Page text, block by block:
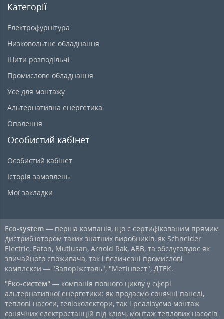
Категорії
Електрофурнітура
Низковольтне обладнання
Щити розподільчі
Промислове обладнання
Усе для монтажу
Альтернативна енергетика
Опалення
Особистий кабінет
Особистий кабінет
Історія замовлень
Мої закладки
Eco-system — перша компанія, що є сертифікованим прямим
дистриб'ютором таких знатних виробників, як Schneider
Electric, Eaton, Mutlusan, Arnold Rak, ABB, та обслуговуює як
звичайного споживача, так і величезні промислові
комплекси — "Запоріжсталь", "Метінвест", ДТЕК.
"Еко-систем" — компанія повного циклу у сфері
альтернативної енергетики: як продаємо сонячні панелі,
теплові насоси, геліоколектори, так і реалізуємо монтаж
сонячних електростанцій під ключ, монтаж теплових насосів